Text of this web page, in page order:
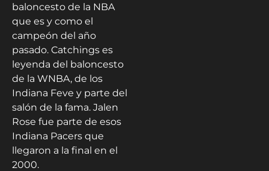
baloncesto de la NBA
que es y como el
campeón del año
pasado. Catchings es
leyenda del baloncesto
de la WNBA, de los
Indiana Feve y parte del
salón de la fama. Jalen
Rose fue parte de esos
Indiana Pacers que
llegaron a la final en el
2000.